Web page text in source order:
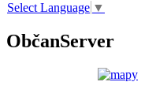
Select Language ▼
ObčanServer